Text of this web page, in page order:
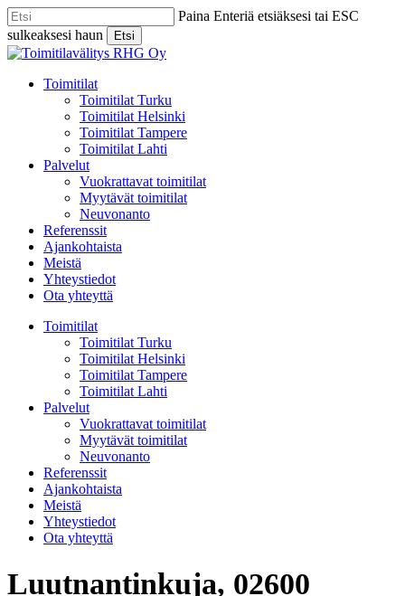
Skip
to
main
content
Paina Enteriä etsiäksesi tai ESC
sulkeaksesi haun
Etsi
Close
Menu
Toimitilat
Toimitilat Turku
Toimitilat Helsinki
Toimitilat Tampere
Toimitilat Lahti
Palvelut
Vuokrattavat toimitilat
Myytävät toimitilat
Neuvonanto
Referenssit
Ajankohtaista
Meistä
Yhteystiedot
Ota yhteyttä
Toimitilat
Toimitilat Turku
Toimitilat Helsinki
Toimitilat Tampere
Toimitilat Lahti
Palvelut
Vuokrattavat toimitilat
Myytävät toimitilat
Neuvonanto
Referenssit
Ajankohtaista
Meistä
Yhteystiedot
Ota yhteyttä
Luutnantinkuja, 02600